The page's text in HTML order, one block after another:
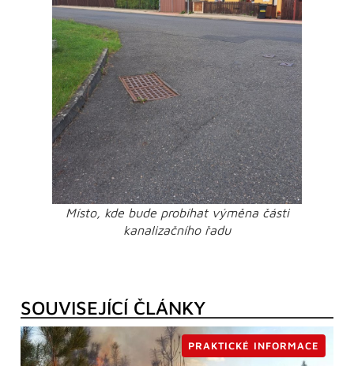
Místo, kde bude probíhat výměna části
kanalizačního řadu
SOUVISEJÍCÍ ČLÁNKY
PRAKTICKÉ INFORMACE